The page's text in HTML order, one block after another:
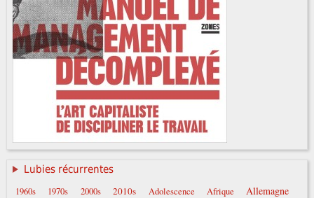
Lubies récurrentes
1960s 1970s 2000s 2010s Adolescence Afrique Allemagne